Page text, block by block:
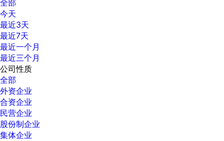
全部
今天
最近3天
最近7天
最近一个月
最近三个月
公司性质
全部
外资企业
合资企业
民营企业
股份制企业
集体企业